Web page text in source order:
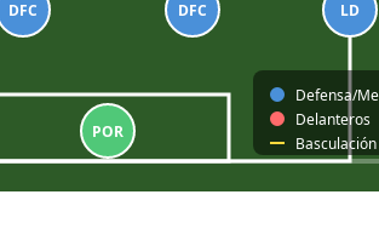
DFC DFC LD
POR
Defensa/
Delanteros
Basculación